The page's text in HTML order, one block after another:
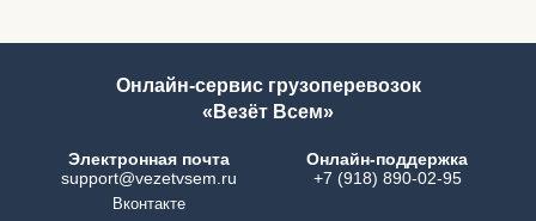
Онлайн-сервис грузоперевозок
«Везёт Всем»
Электронная почта
support@vezetvsem.ru
Вконтакте
Онлайн-поддержка
+7 (918) 890-02-95